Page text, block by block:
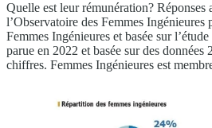
Quelle est leur rémunération?
l’Observatoire des Femmes Ingénieures
Femmes Ingénieures et basée sur
parue en 2022 et basée sur des données
chiffres. Femmes Ingénieures est